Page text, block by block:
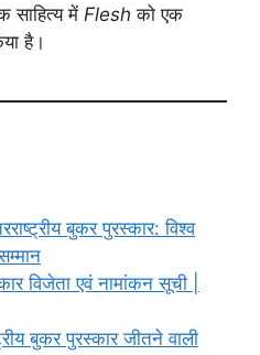
साहित्य में Flesh को एक
है।
बुकर पुरस्कार: विश्व
विजेता एवं नामांकन सूची |
बुकर पुरस्कार जीतने वाली